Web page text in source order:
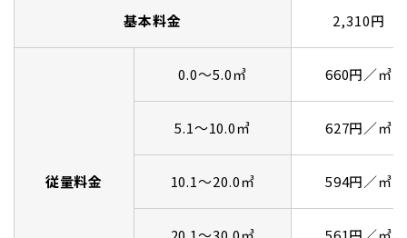
基本料金 2,310円
従量料金
0.0～5.0㎥ 660円／㎥
5.1～10.0㎥ 627円／㎥
10.1～20.0㎥ 594円／㎥